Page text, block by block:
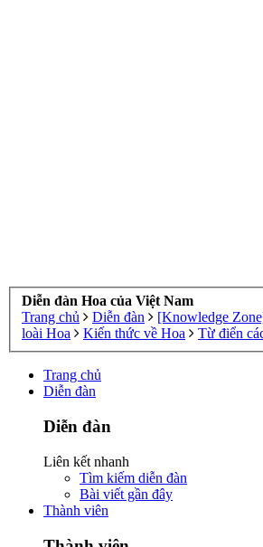
Diễn đàn Hoa của Việt Nam
Trang chủ
Diễn đàn
[Knowledge
loài Hoa
Kiến thức về Hoa Từ điển
Trang chủ
Diễn đàn
Diễn đàn
Liên kết nhanh
Tìm kiếm diễn đàn
Bài viết gần đây
Thành viên